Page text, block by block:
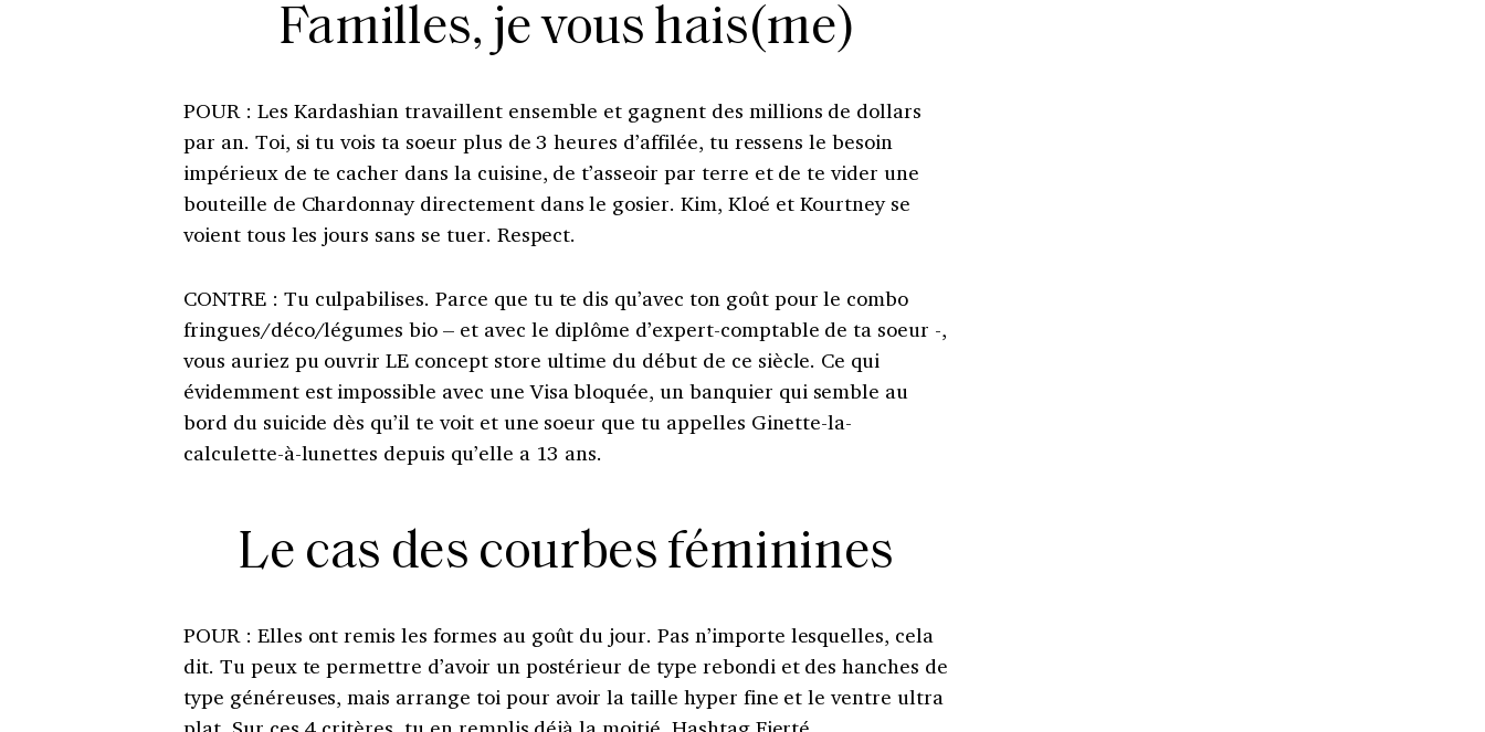
Familles, je vous hais(me)
POUR : Les Kardashian travaillent ensemble et gagnent des millions de dollars
par an. Toi, si tu vois ta soeur plus de 3 heures d’affilée, tu ressens le besoin
impérieux de te cacher dans la cuisine, de t’asseoir par terre et de te vider une
bouteille de Chardonnay directement dans le gosier. Kim, Kloé et Kourtney se
voient tous les jours sans se tuer. Respect.
CONTRE: Tu culpabilises. Parce que tu te dis qu’avec ton goût pour le combo
fringues/déco/légumes bio – et avec le diplôme d’expert-comptable de ta soeur -,
vous auriez pu ouvrir LE concept store ultime du début de ce siècle. Ce qui
évidemment est impossible avec une Visa bloquée, un banquier qui semble au
bord du suicide dès qu’il te voit et une soeur que tu appelles Ginette-la-
calculette-à-lunettes depuis qu’elle a 13 ans.
Le cas des courbes féminines
POUR : Elles ont remis les formes au goût du jour. Pas n’importe lesquelles, cela
dit. Tu peux te permettre d’avoir un postérieur de type rebondi et des hanches de
type généreuses, mais arrange toi pour avoir la taille hyper fine et le ventre ultra